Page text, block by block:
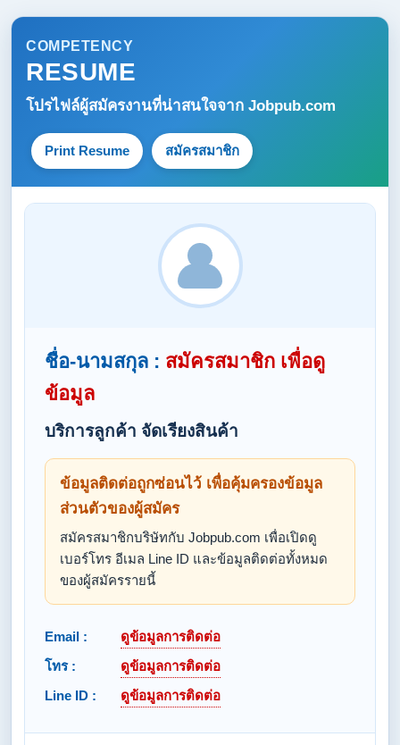
COMPETENCY
RESUME
โปรไฟล์ผู้สมัครงานที่น่าสนใจจาก Jobpub.com
Print Resume สมัครสมาชิก
ชื่อ-นามสกุล : สมัครสมาชิก เพื่อดู
ข้อมูล
บริการลูกค้า จัดเรียงสินค้า
ข้อมูลติดต่อถูกซ่อนไว้ เพื่อคุ้มครองข้อมูล
ส่วนตัวของผู้สมัคร
สมัครสมาชิกบริษัทกับ Jobpub.com เพื่อเปิดดู
เบอร์โทร อีเมล Line ID และข้อมูลติดต่อทั้งหมด
ของผู้สมัครรายนี้
Email :
ดูข้อมูลการติดต่อ
โทร :
ดูข้อมูลการติดต่อ
Line ID :
ดูข้อมูลการติดต่อ